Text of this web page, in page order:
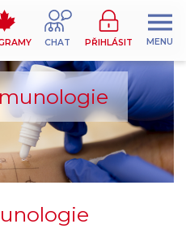
CHAT PŘIHLÁSIT MENU